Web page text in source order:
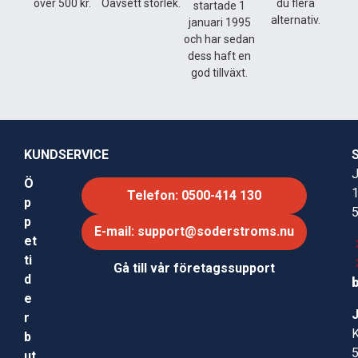
Husqvarna C500X är idealisk för professionella
användare och krävande privatpersoner som behöver
snabb och effektiv laddning av sina BLi-X batterier.
Perfekt för arbete inom skogsbruk, trädgårdsskötsel
Köp nu och få maximal prestanda ur ditt Husqvarna BLi-
över 500 kr.
Oavsett storlek.
startade 1
januari 1995
och har sedan
dess haft en
god tillväxt.
du flera
alternativ.
KUNDSERVICE
Ö
p
p
et
ti
d
e
r
b
Telefon: 0500-414 130
E-mail: support@soderstroms.nu
Gå till vår företagssupport